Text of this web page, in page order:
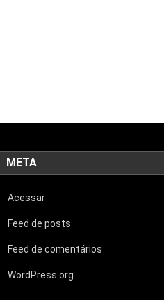
META
Acessar
Feed de posts
Feed de comentários
WordPress.org